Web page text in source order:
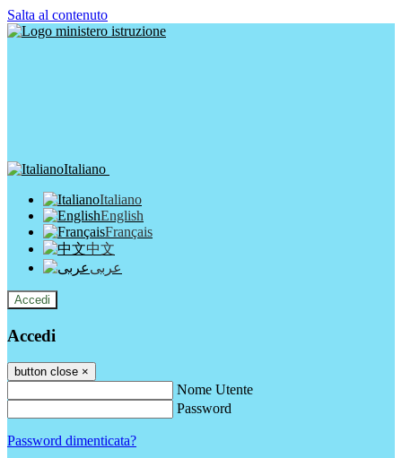
Salta al contenuto
Italiano
Italiano
English
Français
中文
عربى
Accedi
Accedi
button close ×
Nome Utente
Password
Password dimenticata?